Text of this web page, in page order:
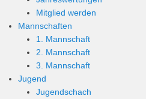
Mitglied werden
Mannschaften
1. Mannschaft
2. Mannschaft
3. Mannschaft
Jugend
Jugendschach